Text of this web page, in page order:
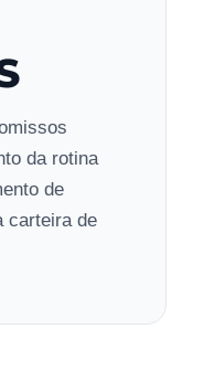
da rotina
de
carteira de